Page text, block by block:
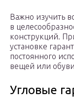
Важно изучить
в
конструкций.
установке
постоянного
вещей или
Угловые